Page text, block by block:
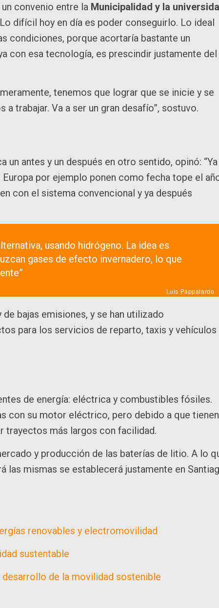
convenio entre la Municipalidad y la
difícil hoy en día es poder conseguirlo. Lo ideal
condiciones, porque acortaría bastante un
con esa tecnología, es prescindir justamente del
tenemos que lograr que se inicie y se
trabajar. Va a ser un gran desafío”, sostuvo.
antes y un después en otro sentido, opinó: “Ya
por ejemplo ponen como fecha tope el
con el sistema convencional y ya después
usando hidrógeno. La idea es
gases de efecto invernadero, lo que
Luis Pappalardo
bajas emisiones, y se han utilizado
para los servicios de reparto, taxis y vehículos
de energía: eléctrica y combustibles fósiles.
con su motor eléctrico, pero debido a que tienen
trayectos más largos con facilidad.
y producción de las baterías de litio. A lo
las mismas se establecerá justamente en
renovables y electromovilidad
sustentable
desarrollo de la movilidad sostenible